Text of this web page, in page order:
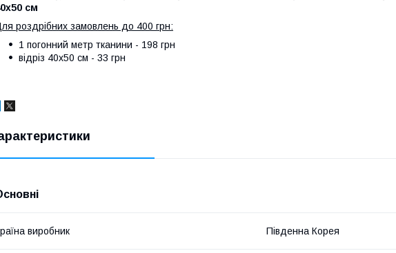
см
роздрібних замовлень до 400 грн:
1 погонний метр тканини - 198 грн
відріз 40х50 см - 33 грн
виробник Південна Корея